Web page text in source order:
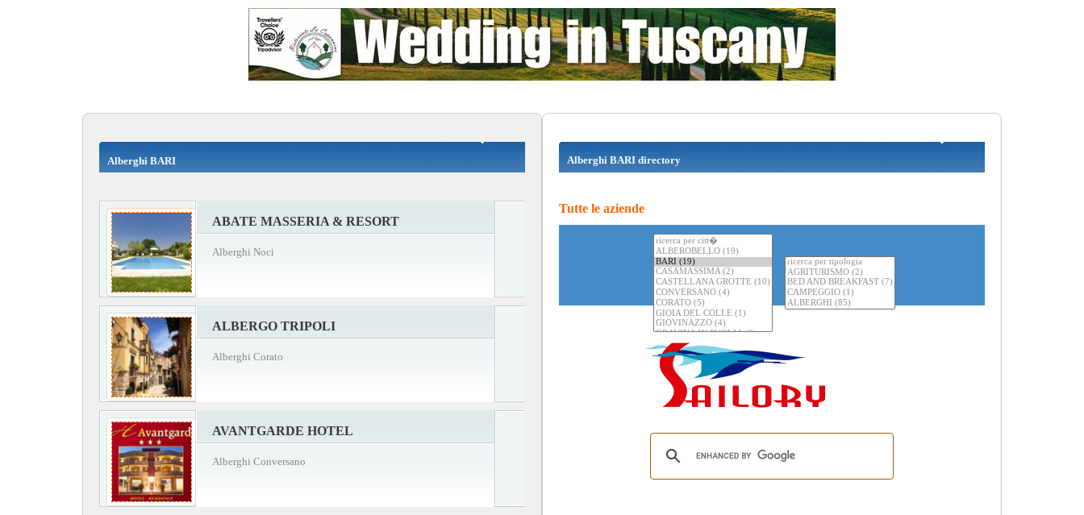
Alberghi BARI
ABATE MASSERIA & RESORT
Alberghi Noci
ALBERGO TRIPOLI
Alberghi Corato
AVANTGARDE HOTEL
Alberghi Conversano
Alberghi BARI directory
Tutte le aziende